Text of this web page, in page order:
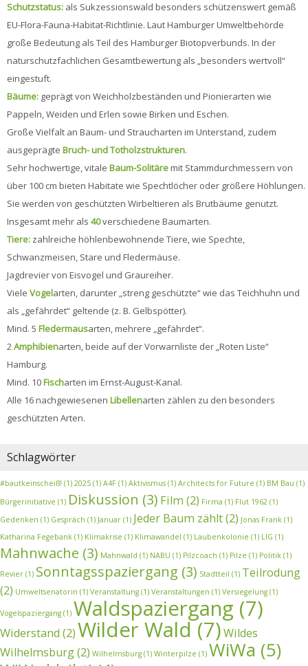
Schutzstatus: als Sukzessionswald besonders schützenswert gemäß
EU-Flora-Fauna-Habitat-Richtlinie. Laut Hamburger Umweltbehörde
große Bedeutung als Teil des Hamburger Biotopverbunds. In der
naturschutzfachlichen Gesamtbewertung als „besonders wertvoll“
eingestuft.
Bäume: geprägt von Weichholzbeständen und Pionierarten wie
Pappeln, Weiden und Erlen sowie Birken und Eschen.
Große Vielfalt an Baum- und Straucharten im Unterstand, zudem
ausgeprägte Bruch- und Totholzstrukturen.
Sehr hochwertige, vitale Baum-Solitäremit Stammdurchmessern von
über 100 cm bieten Habitate wie Spechtlöcher oder größere Höhlungen.
Sie werden von geschützten Wirbeltieren als Brutbäume genutzt.
Insgesamt mehr als 40verschiedene Baumarten.
Tiere: zahlreiche höhlenbewohnende Tiere, wie Spechte,
Schwanzmeisen, Stare und Fledermäuse.
Jagdrevier von Eisvogel und Graureiher.
Viele Vogelarten, darunter „streng geschützte“ wie das Teichhuhn und
als „gefährdet“ geltende (z. B. Gelbspötter).
Mind. 5 Fledermausarten, mehrere „gefährdet“.
2Amphibienarten, beide auf der Vorwarnliste der „Roten Liste“
Hamburg.
Mind. 10Fischarten im Ernst-August-Kanal.
Alle 16 nachgewiesenen Libellenarten zählen zu den besonders
geschützten Arten.
Schlagwörter
#bautkeinscheiß! (1) 2025 (1) A4F (1) Aktivismus (1) Architects for Future (1) BM Bau (1)
Bürgerinitiative (1) Diskussion (3) Film (2) Firma (1) Flut 1962 (1)
Gedenken (1) Gespräch (1) Januar (1) Jeder Baum zählt(2) Jonas Frank (1)
Katharina Fegebank (1) Klimakrise (1) Klimawandel (1) Laubenkolonie (1) LIG (1)
Mahnwache (3) Mahnwald (1) NABU (1) Pilzcoach (1) Pilze (1) Politik (1)
Revier (1) Sonntagsspaziergang (3) Stadtteil (1) Teilrodung
(2) Umweltsenatorin (1) Veranstaltung (1) Veranstaltungen (1) Versiegelung (1)
Vogelspaziergang (1) Waldspaziergang (7)
Widerstand (2)Wilder Wald(7)Wildes
Wilhelmsburg(2) Wilhelmsburg (1) Winterpilze (1) WiWa (5)